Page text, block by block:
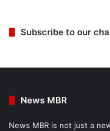
Subscribe to our
News MBR
News MBR is not just a